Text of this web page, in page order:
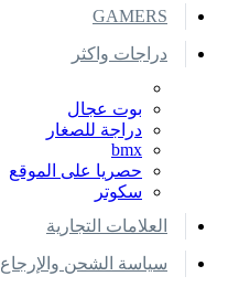
GAMERS
دراجات واكثر
بوت عجال
دراجة للصغار
bmx
حصريا على الموقع
سكوتر
العلامات التجارية
سياسة الشحن والإرجاع